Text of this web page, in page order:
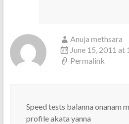
Anuja methsara
June 15, 2011 at
Permalink
Speed tests balanna onanam
profile akata yanna